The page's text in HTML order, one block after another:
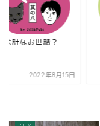
余計なお世話？
2022年8月15日